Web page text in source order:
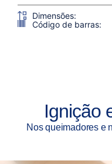
Dimensões:
Código de barras:
Ignição
Nos queimadores e